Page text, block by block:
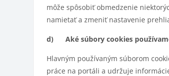
môže spôsobiť obmedzenie
namietať a zmeniť nastavenie
d) Aké súbory cookies
Hlavným používaným súborom
práce na portáli a udržuje